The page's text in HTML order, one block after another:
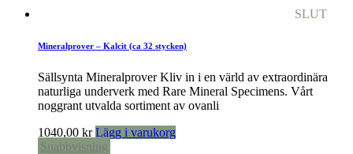
SLUT
Mineralprover – Kalcit (ca 32 stycken)
Sällsynta Mineralprover Kliv in i en värld av extraordinära
naturliga underverk med Rare Mineral Specimens. Vårt
noggrant utvalda sortiment av ovanli
1040,00 kr Lägg i varukorg
Snabbvisning